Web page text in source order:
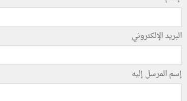
البريد الإلكتروني
إسم المرسل إليه